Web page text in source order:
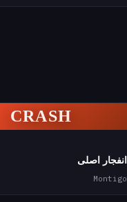
CRASH
انفجار اصلی
Montigo